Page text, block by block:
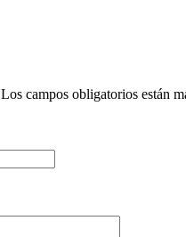
Los campos obligatorios están